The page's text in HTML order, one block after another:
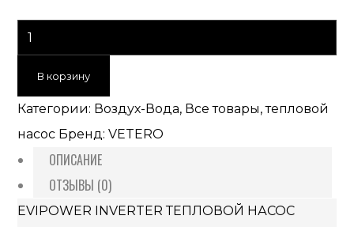
В корзину
Категории: Воздух-Вода, Все товары,тепловой
насос Бренд:VETERO
ОПИСАНИЕ
ОТЗЫВЫ (0)
EVIPOWER INVERTER ТЕПЛОВОЙ НАСОС